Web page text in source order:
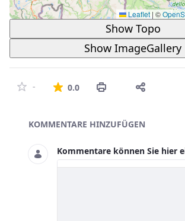
Leaflet | ©
Show Topo
Show ImageGallery
- 0.0Die
Asset-Herausgeber
KOMMENTARE HINZUFÜGEN
Kommentare können Sie hier